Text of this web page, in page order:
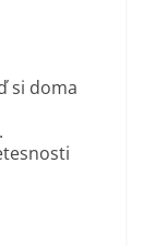
si doma